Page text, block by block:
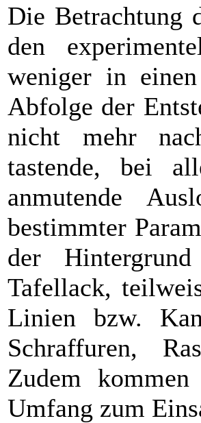
Die Betrachtung
den
weniger in
Abfolge der
nicht mehr
tastende, bei
anmutende
bestimmter
der
Tafellack,
Linien bzw.
Schraffuren,
Zudem kommen
Umfang zum